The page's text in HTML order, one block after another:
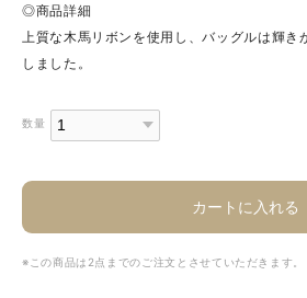
◎商品詳細
上質な木馬リボンを使用し、バッグルは輝
しました。
数量
カートに入れる
※この商品は2点までのご注文とさせていただきます。